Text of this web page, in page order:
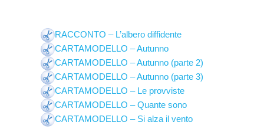
RACCONTO – L’albero diffidente
CARTAMODELLO – Autunno
CARTAMODELLO – Autunno (parte 2)
CARTAMODELLO – Autunno (parte 3)
CARTAMODELLO – Le provviste
CARTAMODELLO – Quante sono
CARTAMODELLO – Si alza il vento